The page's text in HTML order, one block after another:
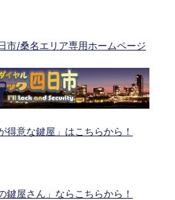
/桑名エリア専用ホームページ
得意な鍵屋」はこちらから！
鍵屋さん」ならこちらから！